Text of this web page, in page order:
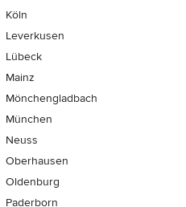
Köln
Leverkusen
Lübeck
Mainz
Mönchen­gladbach
München
Neuss
Oberhausen
Oldenburg
Paderborn